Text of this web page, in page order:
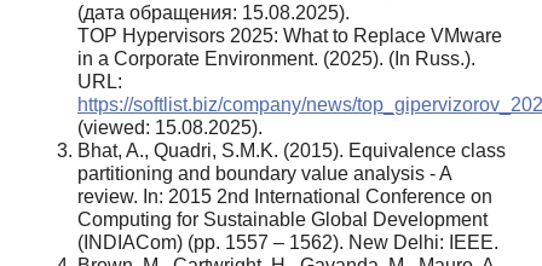
(дата обращения: 15.08.2025).
TOP Hypervisors 2025: What to Replace VMware
in a Corporate Environment. (2025). (In Russ.).
URL:
https://softlist.biz/company/news/
(viewed: 15.08.2025).
Bhat, A., Quadri, S.M.K. (2015). Equivalence class
partitioning and boundary value analysis - A
review. In: 2015 2nd International Conference on
Computing for Sustainable Global Development
(INDIACom) (pp. 1557 – 1562). New Delhi: IEEE.